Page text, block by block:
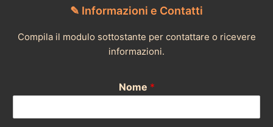
✎ Informazioni e Contatti
Compila il modulo sottostante per contattare o ricevere
informazioni.
Nome *